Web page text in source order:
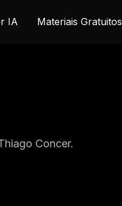
IA Materiais Gratuitos
Concer.